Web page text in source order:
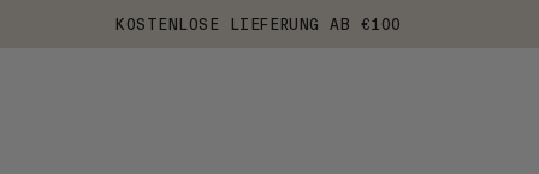
KOSTENLOSE LIEFERUNG AB €100